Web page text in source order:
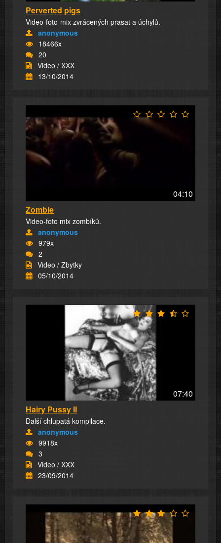
Perverted pigs
Video-foto-mix zvrácených prasat a úchylů.
anonymous
18466x
20
Video / XXX
13/10/2014
04:10
Zombie
Video-foto mix zombíků.
anonymous
979x
2
Video / Zbytky
05/10/2014
07:40
Hairy Pussy II
Další chlupatá kompilace.
anonymous
9918x
3
Video / XXX
23/09/2014